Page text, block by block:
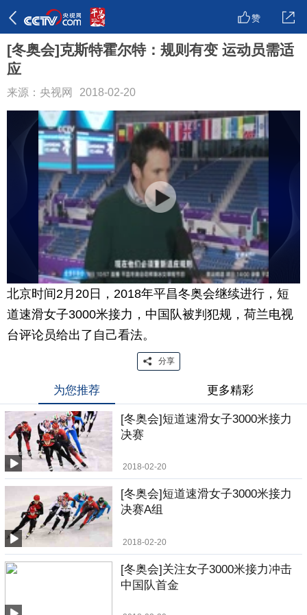
赞
[冬奥会]克斯特霍尔特：规则有变 运动员需适
应
来源：央视网 2018-02-20
北京时间2月20日，2018年平昌冬奥会继续进行，短
道速滑女子3000米接力，中国队被判犯规，荷兰电视
台评论员给出了自己看法。
分享
为您推荐 更多精彩
[冬奥会]短道速滑女子3000米接力
决赛
2018-02-20
[冬奥会]短道速滑女子3000米接力
决赛A组
2018-02-20
[冬奥会]关注女子3000米接力冲击
中国队首金